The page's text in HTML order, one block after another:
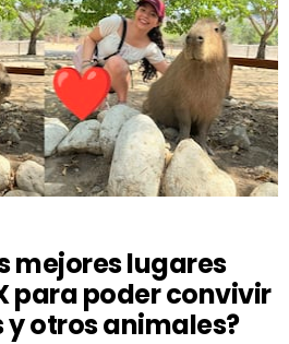
mejores lugares
para poder convivir
otros animales?